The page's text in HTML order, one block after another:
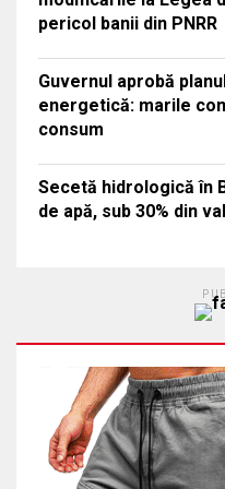
pericol banii din PNRR
Guvernul aprobă
energetică: marile
consum
Secetă hidrologică în
de apă, sub 30% din